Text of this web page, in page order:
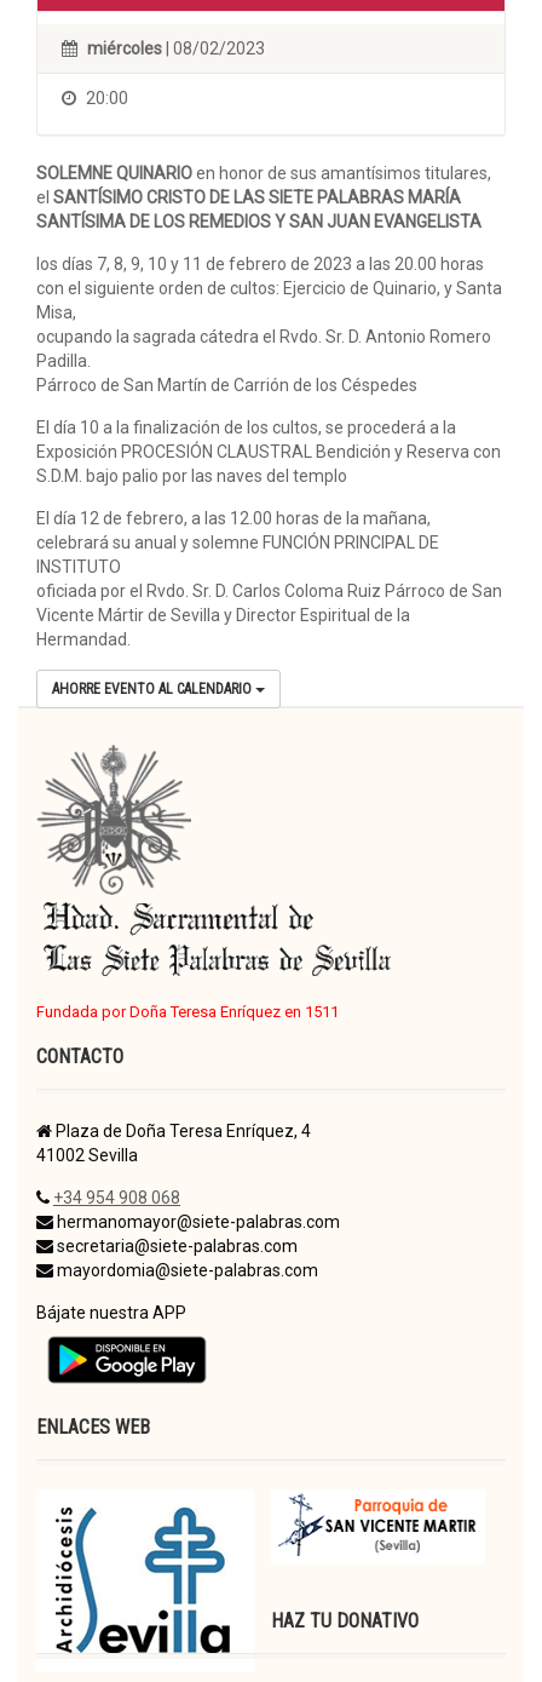
miércoles | 08/02/2023
20:00
SOLEMNE QUINARIOen honor de sus amantísimos titulares,
el SANTÍSIMO CRISTO DE LAS SIETE PALABRAS MARÍA
SANTÍSIMA DE LOS REMEDIOS Y SAN JUAN EVANGELISTA
los días 7, 8, 9, 10 y 11 de febrero de 2023 a las 20.00 horas
con el siguiente orden de cultos: Ejercicio de Quinario, y Santa
Misa,
ocupando la sagrada cátedra el Rvdo. Sr. D. Antonio Romero
Padilla.
Párroco de San Martín de Carrión de los Céspedes
El día 10 a la finalización de los cultos, se procederá a la
Exposición PROCESIÓN CLAUSTRAL Bendición y Reserva con
S.D.M. bajo palio por las naves del templo
El día 12 de febrero, a las 12.00 horas de la mañana,
celebrará su anual y solemne FUNCIÓN PRINCIPAL DE
INSTITUTO
oficiada por el Rvdo. Sr. D. Carlos Coloma Ruiz Párroco de San
Vicente Mártir de Sevilla y Director Espiritual de la
Hermandad.
AHORRE EVENTO AL CALENDARIO
Fundada por Doña Teresa Enríquez en 1511
CONTACTO
Plaza de Doña Teresa Enríquez, 4
41002 Sevilla
+34 954 908 068
hermanomayor@siete-palabras.com
secretaria@siete-palabras.com
mayordomia@siete-palabras.com
Bájate nuestra APP
ENLACES WEB
HAZ TU DONATIVO